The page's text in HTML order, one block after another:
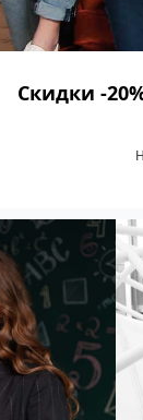
Скидки -